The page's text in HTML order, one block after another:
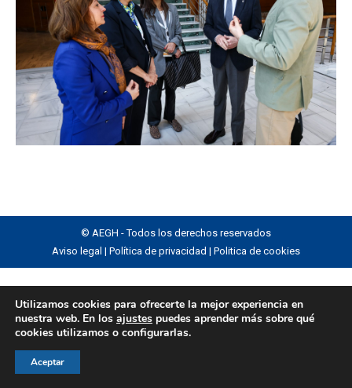
© AEGH - Todos los derechos reservados
Aviso legal | Política de privacidad | Politica de cookies
Utilizamos cookies para ofrecerte la mejor experiencia en
nuestra web. En los ajustes puedes aprender más sobre qué
cookies utilizamos o configurarlas.
Aceptar